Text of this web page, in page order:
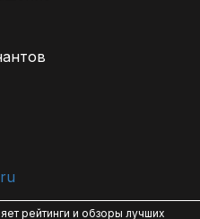
рейтинги и обзоры лучших